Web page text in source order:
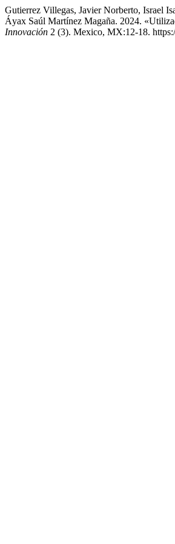
Gutierrez Villegas, Javier Norberto, Israel
Áyax Saúl Martínez Magaña. 2024.
Innovación 2 (3). Mexico, MX:12-18.